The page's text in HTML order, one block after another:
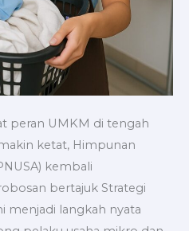
peran UMKM di tengah
ketat, Himpunan
kembali
bertajuk Strategi
menjadi langkah nyata